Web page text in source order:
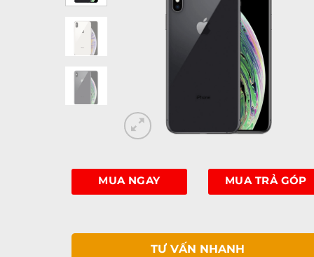
MUA NGAY MUA TRẢ GÓP
TƯ VẤN NHANH